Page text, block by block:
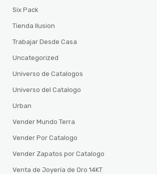
Six Pack
Tienda Ilusion
Trabajar Desde Casa
Uncategorized
Universo de Catalogos
Universo del Catalogo
Urban
Vender Mundo Terra
Vender Por Catalogo
Vender Zapatos por Catalogo
Venta de Joyería de Oro 14KT